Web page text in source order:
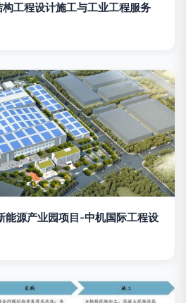
工程设计施工与工业工程服务
能源产业园项目-中机国际工程设